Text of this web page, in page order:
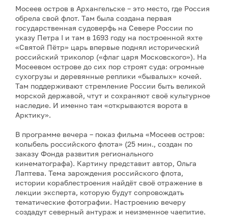
Мосеев остров в Архангельске – это место, где Россия
обрела свой флот. Там была создана первая
государственная судоверфь на Севере России по
указу Петра I и там в 1693 году на построенной яхте
«Святой Пётр» царь впервые поднял исторический
российский триколор («флаг царя Московского»). На
Мосеевом острове до сих пор строят суда: огромные
сухогрузы и деревянные реплики «бывалых» кочей.
Там поддерживают стремление России быть великой
морской державой, чтут и сохраняют своё культурное
наследие. И именно там «открываются ворота в
Арктику».
В программе вечера – показ фильма «Мосеев остров:
колыбель российского флота» (25 мин., создан по
заказу Фонда развития регионального
кинематографа). Картину представит автор, Ольга
Лаптева. Тема зарождения российского флота,
истории кораблестроения найдёт своё отражение в
лекции эксперта, которую будут сопровождать
тематические фотографии. Настроению вечеру
создадут северный антураж и неизменное чаепитие.